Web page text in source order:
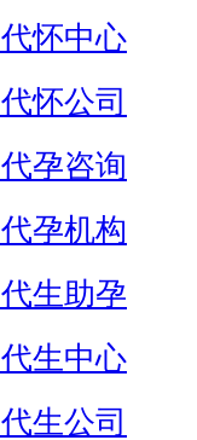
怀中心
怀公司
孕咨询
孕机构
生助孕
生中心
生公司